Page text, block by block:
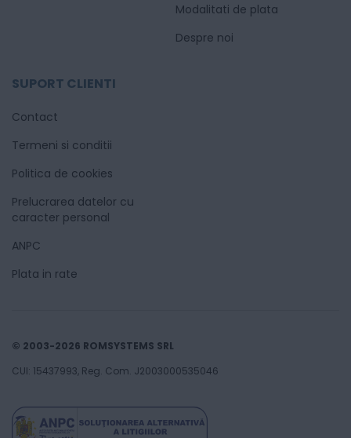
Modalitati de plata
Despre noi
SUPORT CLIENTI
Contact
Termeni si conditii
Politica de cookies
Prelucrarea datelor cu
caracter personal
ANPC
Plata in rate
© 2003-2026 ROMSYSTEMS SRL
CUI: 15437993, Reg. Com. J2003000535046